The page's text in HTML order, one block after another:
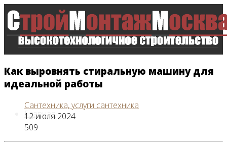
Главная
Как выровнять стиральную машину для
идеальной работы
Сантехника, услуги сантехника
12 июля 2024
509